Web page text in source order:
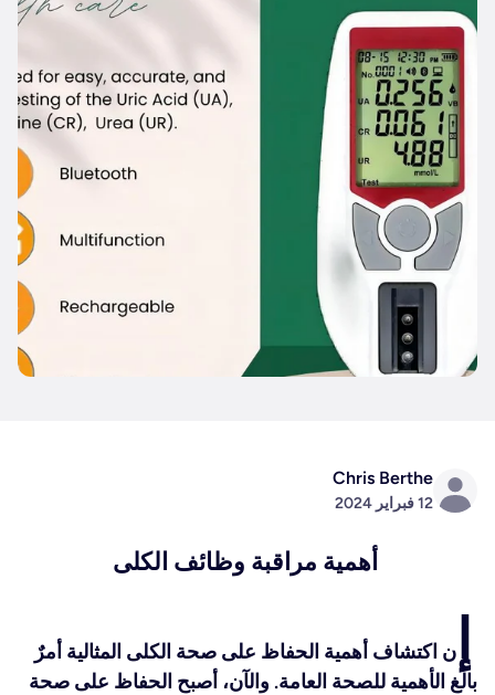
Chris Berthe
12 فبراير 2024
أهمية مراقبة وظائف الكلى
ن اكتشاف أهمية الحفاظ على صحة الكلى المثالية أمرٌ
بالغ الأهمية للصحة العامة. والآن، أصبح الحفاظ على صحة